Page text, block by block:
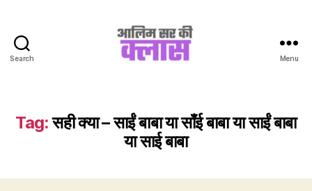
Search
Class
Menu
Tag: सही क्या – साईं बाबा या साँई बाबा या साईं बाबा
या साई बाबा